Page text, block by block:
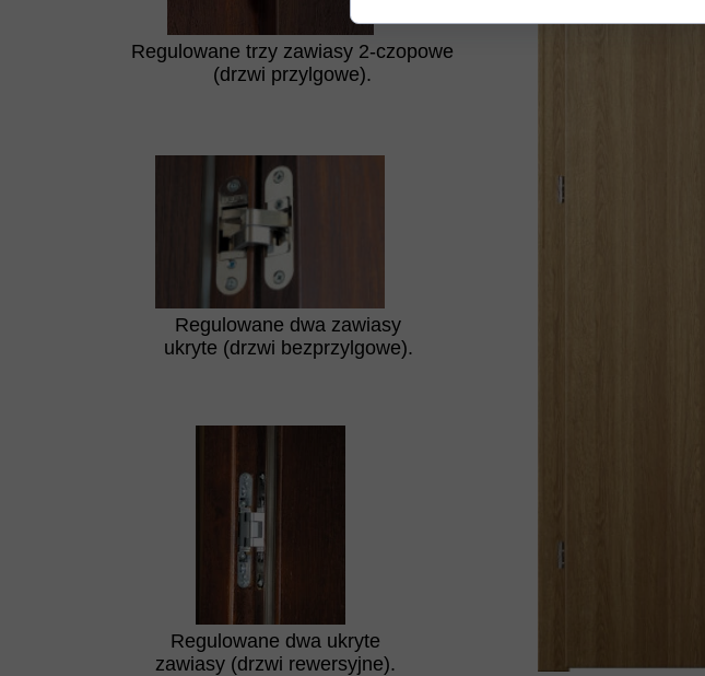
Regulowane dwa ukryte
zawiasy (drzwi rewersyjne).
Regulowane dwa zawiasy
ukryte (drzwi bezprzylgowe).
Regulowane trzy zawiasy 2-czopowe
(drzwi przylgowe).